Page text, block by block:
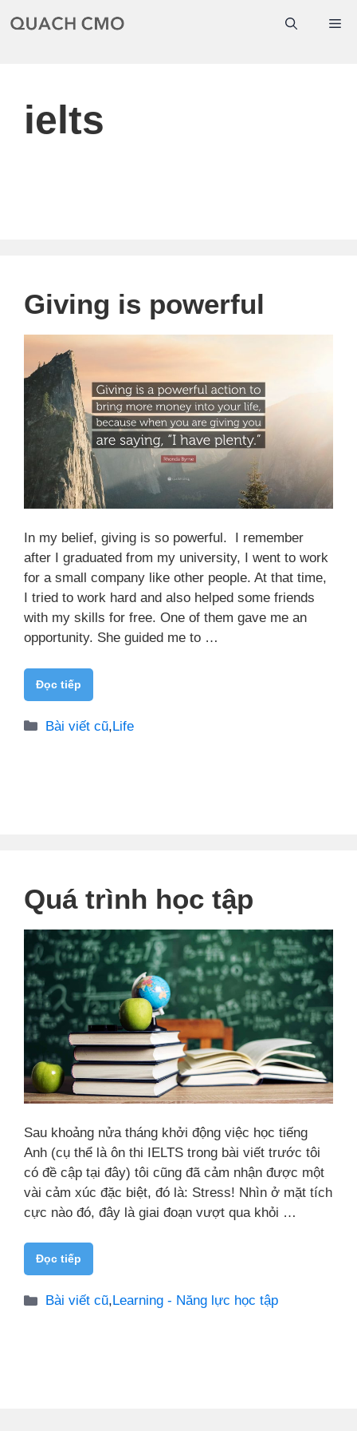
đến
ielts
Giving is powerful
In my belief, giving is so powerful. I remember
after I graduated from my university, I went to work
for a small company like other people. At that time,
I tried to work hard and also helped some friends
with my skills for free. One of them gave me an
opportunity. She guided me to …
Đọc tiếp
Danh
Bài viết cũ,Life
Quá trình học tập
Sau khoảng nửa tháng khởi động việc học tiếng
Anh (cụ thể là ôn thi IELTS trong bài viết trước tôi
có đề cập tại đây) tôi cũng đã cảm nhận được một
vài cảm xúc đặc biệt, đó là: Stress! Nhìn ở mặt tích
cực nào đó, đây là giai đoạn vượt qua khỏi …
Đọc tiếp
Danh
Bài viết cũ, Learning - Năng lực học tập